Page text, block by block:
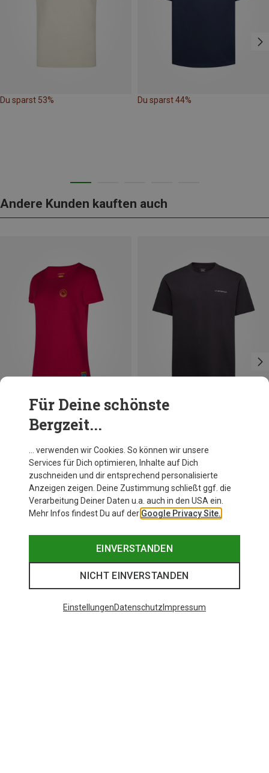
Du sparst 53% Du sparst 44%
Andere Kunden kauften auch
La Sportiva
Damen Climbing on the Moon T-Shirt
CHF 44.95
S M L
Für Deine schönste
Bergzeit...
… verwenden wir Cookies. So können wir unsere
Services für Dich optimieren, Inhalte auf Dich
zuschneiden und dir entsprechend personalisierte
Anzeigen zeigen. Deine Zustimmung schließt ggf. die
Verarbeitung Deiner Daten u.a. auch in den USA ein.
Mehr Infos findest Du auf der Google Privacy Site.
EINVERSTANDEN
NICHT EINVERSTANDEN
EinstellungenDatenschutz Impressum